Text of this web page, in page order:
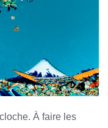
À faire les